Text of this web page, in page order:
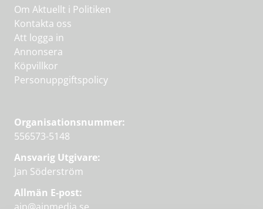
Om Aktuellt i Politiken
Kontakta oss
Att logga in
Annonsera
Köpvillkor
Personuppgiftspolicy
Organisationsnummer:
556573-5148
Ansvarig Utgivare:
Jan Söderström
Allmän E-post: